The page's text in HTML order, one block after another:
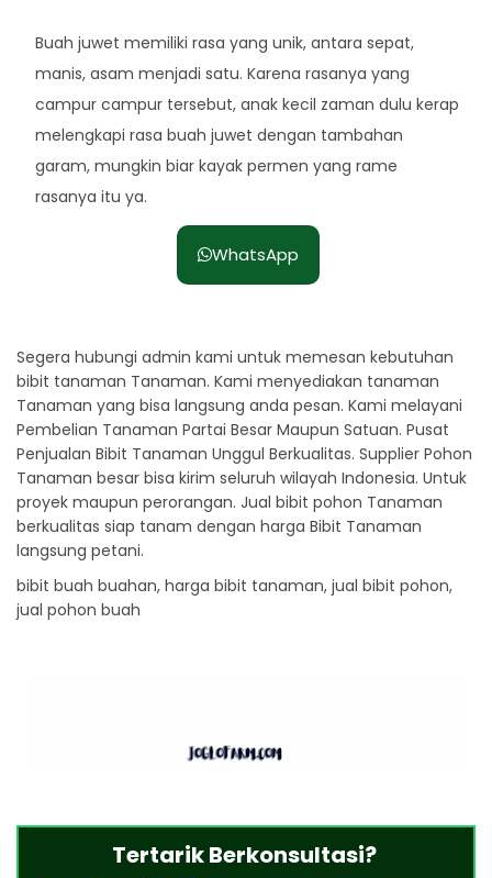
Buah juwet memiliki rasa yang unik, antara sepat,
manis, asam menjadi satu. Karena rasanya yang
campur campur tersebut, anak kecil zaman dulu kerap
melengkapi rasa buah juwet dengan tambahan
garam, mungkin biar kayak permen yang rame
rasanya itu ya.
WhatsApp
Segera hubungi admin kami untuk memesan kebutuhan
bibit tanaman Tanaman. Kami menyediakan tanaman
Tanaman yang bisa langsung anda pesan. Kami melayani
Pembelian Tanaman Partai Besar Maupun Satuan. Pusat
Penjualan Bibit Tanaman Unggul Berkualitas. Supplier Pohon
Tanaman besar bisa kirim seluruh wilayah Indonesia. Untuk
proyek maupun perorangan. Jual bibit pohon Tanaman
berkualitas siap tanam dengan harga Bibit Tanaman
langsung petani.
bibit buah buahan, harga bibit tanaman, jual bibit pohon,
jual pohon buah
Tertarik Berkonsultasi?